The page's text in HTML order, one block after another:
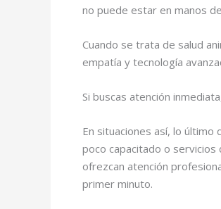
no puede estar en manos
Cuando se trata de salud
empatía y tecnología
Si buscas atención
En situaciones así, lo
poco capacitado o
ofrezcan atención
primer minuto.